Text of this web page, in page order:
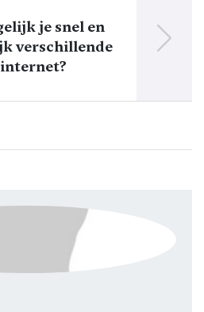
je snel en
verschillende